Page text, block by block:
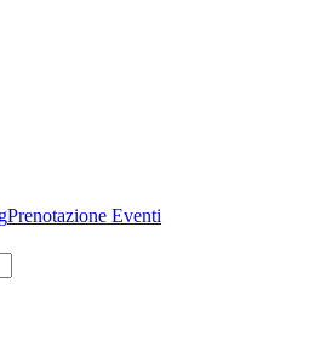
Prenotazione Eventi